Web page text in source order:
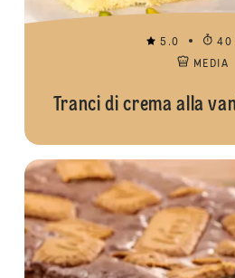
5.0
40
MEDIA
Tranci di crema alla